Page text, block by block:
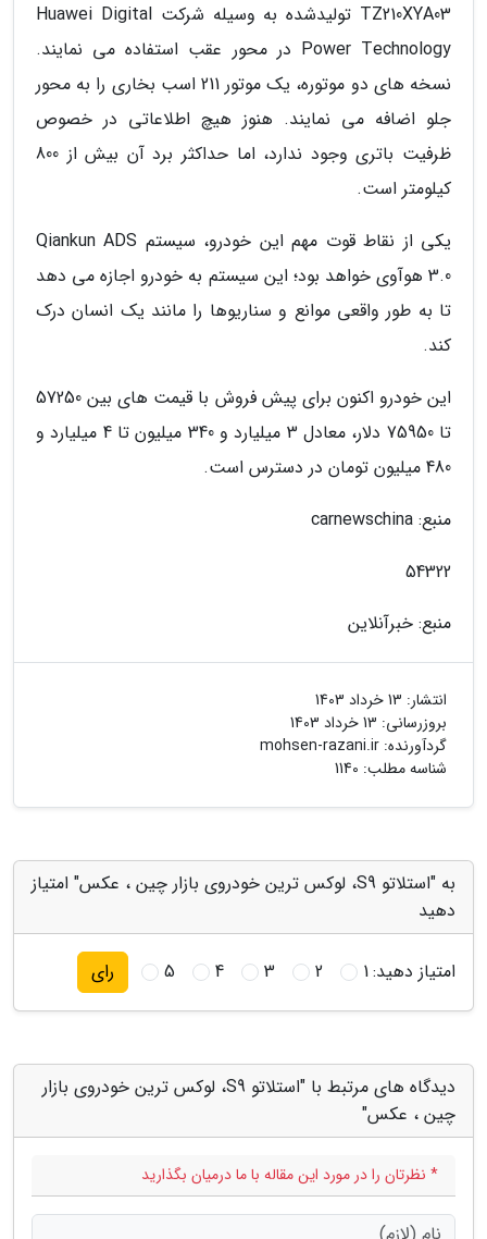
TZ210XYA03 تولیدشده به وسیله شرکت Huawei Digital
Power Technology در محور عقب استفاده می نمایند.
نسخه های دو موتوره، یک موتور 211 اسب بخاری را به محور
جلو اضافه می نمایند. هنوز هیچ اطلاعاتی در خصوص
ظرفیت باتری وجود ندارد، اما حداکثر برد آن بیش از 800
کیلومتر است.
یکی از نقاط قوت مهم این خودرو، سیستم Qiankun ADS
3.0 هوآوی خواهد بود؛ این سیستم به خودرو اجازه می دهد
تا به طور واقعی موانع و سناریوها را مانند یک انسان درک
کند.
این خودرو اکنون برای پیش فروش با قیمت های بین 57250
تا 75950 دلار، معادل 3 میلیارد و 340 میلیون تا 4 میلیارد و
480 میلیون تومان در دسترس است.
منبع: carnewschina
54322
منبع: خبرآنلاین
انتشار: 13 خرداد 1403
بروزرسانی: 13 خرداد 1403
گردآورنده: mohsen-razani.ir
شناسه مطلب: 1140
به "استلاتو S9، لوکس ترین خودروی بازار چین ، عکس" امتیاز
دهید
امتیاز دهید:1
2
3
4
5 رای
دیدگاه های مرتبط با "استلاتو S9، لوکس ترین خودروی بازار
چین ، عکس"
* نظرتان را در مورد این مقاله با ما درمیان بگذارید